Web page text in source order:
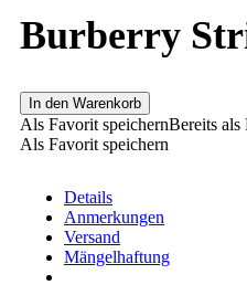
Burberry
In den Warenkorb
Als Favorit speichernBereits als
Als Favorit speichern
Details
Anmerkungen
Versand
Mängelhaftung